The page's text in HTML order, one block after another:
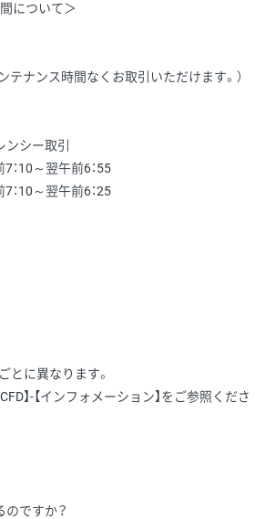
について＞
テナンス時間なくお取引いただけます。）
ンシー取引
～翌午前6：55
：10～翌午前6：25
とに異なります。
】-【インフォメーション】をご参照くださ
のですか？